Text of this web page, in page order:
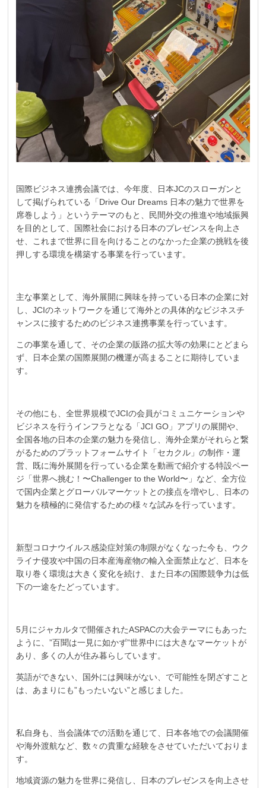
国際ビジネス連携会議では、今年度、日本JCのスローガンと
して掲げられている「Drive Our Dreams 日本の魅力で世界を
席巻しよう」というテーマのもと、民間外交の推進や地域振興
を目的として、国際社会における日本のプレゼンスを向上さ
せ、これまで世界に目を向けることのなかった企業の挑戦を後
押しする環境を構築する事業を行っています。
主な事業として、海外展開に興味を持っている日本の企業に対
し、JCIのネットワークを通じて海外との具体的なビジネスチ
ャンスに接するためのビジネス連携事業を行っています。
この事業を通して、その企業の販路の拡大等の効果にとどまら
ず、日本企業の国際展開の機運が高まることに期待していま
す。
その他にも、全世界規模でJCIの会員がコミュニケーションや
ビジネスを行うインフラとなる「JCI GO」アプリの展開や、
全国各地の日本の企業の魅力を発信し、海外企業がそれらと繋
がるためのプラットフォームサイト「セカクル」の制作・運
営、既に海外展開を行っている企業を動画で紹介する特設ペー
ジ「世界へ挑む！〜Challenger to the World〜」など、全方位
で国内企業とグローバルマーケットとの接点を増やし、日本の
魅力を積極的に発信するための様々な試みを行っています。
新型コロナウイルス感染症対策の制限がなくなった今も、ウク
ライナ侵攻や中国の日本産海産物の輸入全面禁止など、日本を
取り巻く環境は大きく変化を続け、また日本の国際競争力は低
下の一途をたどっています。
5月にジャカルタで開催されたASPACの大会テーマにもあった
ように、”百聞は一見に如かず”世界中には大きなマーケットが
あり、多くの人が住み暮らしています。
英語ができない、国外には興味がない、で可能性を閉ざすこと
は、あまりにも”もったいない”と感じました。
私自身も、当会議体での活動を通じて、日本各地での会議開催
や海外渡航など、数々の貴重な経験をさせていただいておりま
す。
地域資源の魅力を世界に発信し、日本のプレゼンスを向上させ